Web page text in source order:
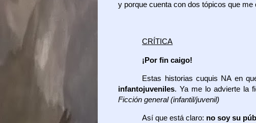
y porque cuenta con dos tópicos que me
CRÍTICA
¡Por fin caigo!
Estas historias cuquis NA en
infantojuveniles. Ya me lo advierte la
Ficción general (infantil/juvenil)
Así que está claro: no soy su